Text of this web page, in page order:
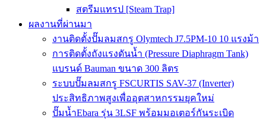
สตรีมแทรป [Steam Trap]
ผลงานที่ผ่านมา
งานติดตั้งปั๊มลมสกรู Olymtech J7.5PM-10 10 แรงม้า
การติดตั้งถังแรงดันน้ำ (Pressure Diaphragm Tank)
แบรนด์ Bauman ขนาด 300 ลิตร
ระบบปั๊มลมสกรู FSCURTIS SAV-37 (Inverter)
ประสิทธิภาพสูงเพื่ออุตสาหกรรมยุคใหม่
ปั๊มน้ำEbara รุ่น 3LSF พร้อมมอเตอร์กันระเบิด